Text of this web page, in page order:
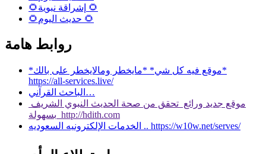
🌻إشراقة نبوية 🌻
🌻حديث اليوم 🌻
روابط هامة
*موقع فيه كل شي* *مايخطر ومالايخطر على بالك*
https://all-services.live/
الباحث القرآني…
موقع جديد ورائع تحقق من صحة الحديث النبوي الشريف
بسهولة http://hdith.com
الخدمات الإلكترونيه السعوديه .. https://w10w.net/serves/